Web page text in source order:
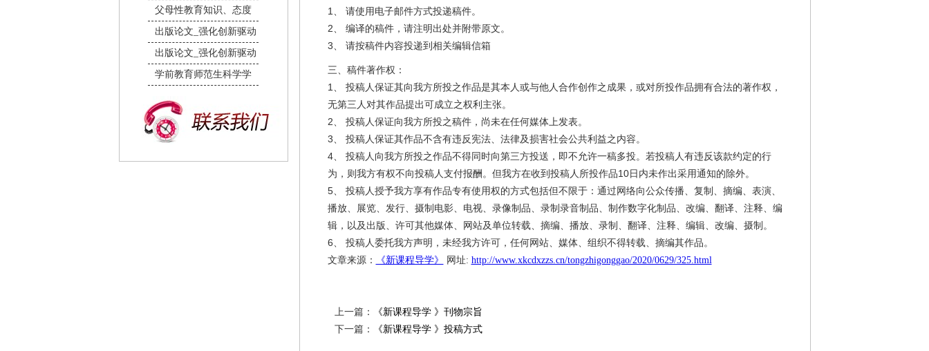
父母性教育知识、态度
出版论文_强化创新驱动
出版论文_强化创新驱动
学前教育师范生科学学
1、 请使用电子邮件方式投递稿件。
2、 编译的稿件，请注明出处并附带原文。
3、 请按稿件内容投递到相关编辑信箱
三、稿件著作权：
1、 投稿人保证其向我方所投之作品是其本人或与他人合作创作之成果，或对所投作品拥有合法的著作权，
无第三人对其作品提出可成立之权利主张。
2、 投稿人保证向我方所投之稿件，尚未在任何媒体上发表。
3、 投稿人保证其作品不含有违反宪法、法律及损害社会公共利益之内容。
4、 投稿人向我方所投之作品不得同时向第三方投送，即不允许一稿多投。若投稿人有违反该款约定的行
为，则我方有权不向投稿人支付报酬。但我方在收到投稿人所投作品10日内未作出采用通知的除外。
5、 投稿人授予我方享有作品专有使用权的方式包括但不限于：通过网络向公众传播、复制、摘编、表演、
播放、展览、发行、摄制电影、电视、录像制品、录制录音制品、制作数字化制品、改编、翻译、注释、编
辑，以及出版、许可其他媒体、网站及单位转载、摘编、播放、录制、翻译、注释、编辑、改编、摄制。
6、 投稿人委托我方声明，未经我方许可，任何网站、媒体、组织不得转载、摘编其作品。
文章来源： 《新课程导学》 网址: http://www.xkcdxzzs.cn/tongzhigonggao/2020/0629/325.html
上一篇：
《新课程导学 》刊物宗旨
下一篇：
《新课程导学 》投稿方式